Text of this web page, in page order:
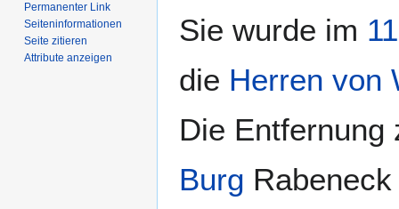
Sie wurde im
die Herren von
Die Entfernung
Burg
Permanenter Link
Seiten­­informationen
Seite zitieren
Attribute anzeigen